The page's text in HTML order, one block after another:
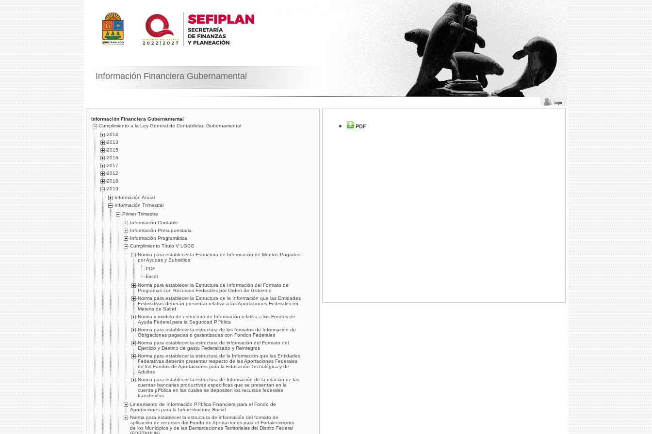
Información Financiera Gubernamental
Información Financiera Gubernamental
Cumplimiento a la Ley General de Contabilidad Gubernamental
2014
2013
2015
2016
2017
2012
2018
2019
Información Anual
Información Trimestral
Primer Trimestre
Información Contable
Información Presupuestaria
Información Programática
Cumplimiento Tí­tulo V LGCG
Norma para establecer la Estructura de Información de Montos Pagados
por Ayudas y Subsidios
PDF
Excel
Norma para establecer la Estructura de Información del Formato de
Programas con Recursos Federales por Orden de Gobierno
Norma para establecer la Estructura de la Información que las Entidades
Federativas deberán presentar relativa a las Aportaciones Federales en
Materia de Salud
Norma y modelo de estructura de Información relativa a los Fondos de
Ayuda Federal para la Seguridad Píºblica
Norma para establecer la estructura de los formatos de Información de
Obligaciones pagadas o garantizadas con Fondos Federales
Norma para establecer la estructura de información del Formato del
Ejercicio y Destino de gasto Federalizado y Reintegros
Norma para establecer la estructura de la Información que las Entidades
Federativas deberán presentar respecto de las Aportaciones Federales
de los Fondos de Aportaciones para la Educación Tecnológica y de
Adultos
Norma para establecer la estructura de Información de la relación de las
cuentas bancarias productivas especí­ficas que se presentan en la
cuenta píºblica en las cuales se depositen los recursos federales
transferidos
Lineamiento de Información Píºblica Financiera para el Fondo de
Aportaciones para la Infraestructura Social
Norma para establecer la estructura de información del formato de
aplicación de recursos del Fondo de Aportaciones para el Fortalecimiento
de los Municipios y de las Demarcaciones Territoriales del Distrito Federal
PDF